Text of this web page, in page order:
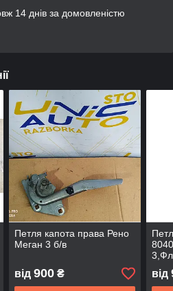
14 днів за домовленістю
Петля капота права Рено
Меган 3 б/в
від 900₴ від